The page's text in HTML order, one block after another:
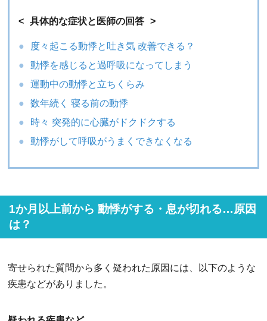
具体的な症状と医師の回答
度々起こる動悸と吐き気 改善できる？
動悸を感じると過呼吸になってしまう
運動中の動悸と立ちくらみ
数年続く 寝る前の動悸
時々 突発的に心臓がドクドクする
動悸がして呼吸がうまくできなくなる
1か月以上前から 動悸がする・息が切れる…原因
は？
寄せられた質問から多く疑われた原因には、以下のような
疾患などがありました。